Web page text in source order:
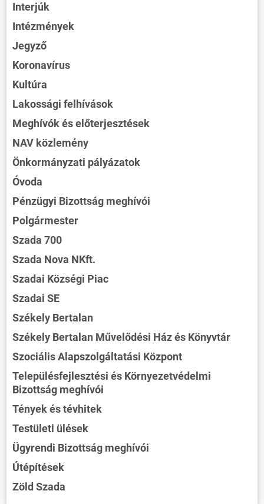
Interjúk
Intézmények
Jegyző
Koronavírus
Kultúra
Lakossági felhívások
Meghívók és előterjesztések
NAV közlemény
Önkormányzati pályázatok
Óvoda
Pénzügyi Bizottság meghívói
Polgármester
Szada 700
Szada Nova NKft.
Szadai Községi Piac
Szadai SE
Székely Bertalan
Székely Bertalan Művelődési Ház és Könyvtár
Szociális Alapszolgáltatási Központ
Településfejlesztési és Környezetvédelmi
Bizottság meghívói
Tények és tévhitek
Testületi ülések
Ügyrendi Bizottság meghívói
Útépítések
Zöld Szada